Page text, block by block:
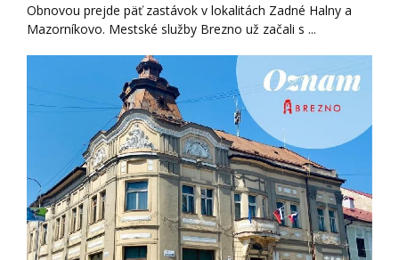
Obnovou prejde päť zastávok v lokalitách Zadné Halny a
Mazorníkovo. Mestské služby Brezno už začali s ...